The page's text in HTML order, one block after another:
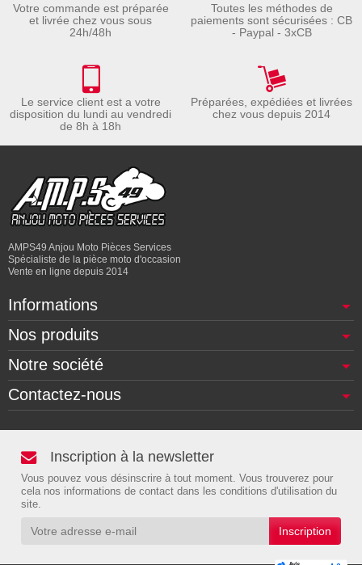
Votre commande est préparée
et livrée chez vous sous
24h/48h
Toutes les méthodes de
paiements sont sécurisées : CB
- Paypal - 3xCB
Le service client est a votre
disposition du lundi au vendredi
de 8h à 18h
Préparées, expédiées et livrées
chez vous depuis 2014
AMPS49 Anjou Moto Pièces Services
Spécialiste de la pièce moto d'occasion
Vente en ligne depuis 2014
Informations
Nos produits
Notre société
Contactez-nous
Inscription à la newsletter
Vous pouvez vous désinscrire à tout moment. Vous trouverez pour
cela nos informations de contact dans les conditions d'utilisation du
site.